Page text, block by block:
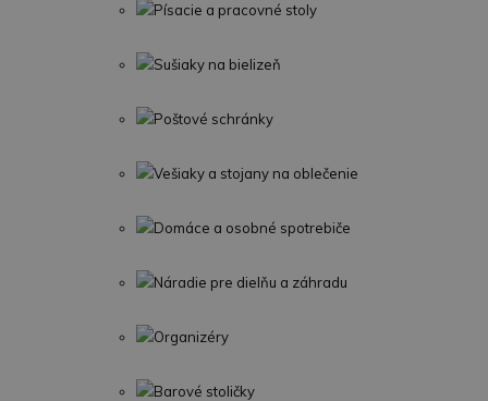
Písacie a pracovné stoly
Sušiaky na bielizeň
Poštové schránky
Vešiaky a stojany na oblečenie
Domáce a osobné spotrebiče
Náradie pre dielňu a záhradu
Organizéry
Barové stoličky